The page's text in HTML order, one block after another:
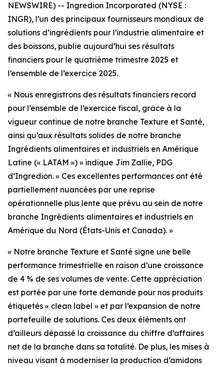
NEWSWIRE) -- Ingredion Incorporated (NYSE :
INGR), l’un des principaux fournisseurs mondiaux de
solutions d’ingrédients pour l’industrie alimentaire et
des boissons, publie aujourd’hui ses résultats
financiers pour le quatrième trimestre 2025 et
l’ensemble de l’exercice 2025.
« Nous enregistrons des résultats financiers record
pour l’ensemble de l’exercice fiscal, grâce à la
vigueur continue de notre branche Texture et Santé,
ainsi qu’aux résultats solides de notre branche
Ingrédients alimentaires et industriels en Amérique
Latine (« LATAM ») » indique Jim Zallie, PDG
d’Ingredion. « Ces excellentes performances ont été
partiellement nuancées par une reprise
opérationnelle plus lente que prévu au sein de notre
branche Ingrédients alimentaires et industriels en
Amérique du Nord (États-Unis et Canada). »
« Notre branche Texture et Santé signe une belle
performance trimestrielle en raison d’une croissance
de 4 % de ses volumes de vente. Cette appréciation
est portée par une forte demande pour nos produits
étiquetés « clean label » et par l’expansion de notre
portefeuille de solutions. Ces deux éléments ont
d’ailleurs dépassé la croissance du chiffre d’affaires
net de la branche dans sa totalité. De plus, les mises à
niveau visant à moderniser la production d’amidons